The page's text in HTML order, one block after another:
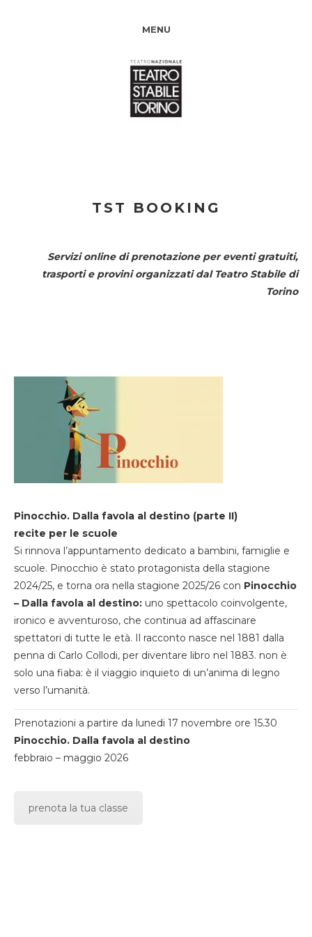
MENU
TST BOOKING
Servizi online di prenotazione per eventi gratuiti,
trasporti e provini organizzati dal Teatro Stabile di
Torino
Pinocchio. Dalla favola al destino (parte II)
recite per le scuole
Si rinnova l’appuntamento dedicato a bambini, famiglie e
scuole. Pinocchio è stato protagonista della stagione
2024/25, e torna ora nella stagione 2025/26 con Pinocchio
– Dalla favola al destino: uno spettacolo coinvolgente,
ironico e avventuroso, che continua ad affascinare
spettatori di tutte le età. Il racconto nasce nel 1881 dalla
penna di Carlo Collodi, per diventare libro nel 1883. non è
solo una fiaba: è il viaggio inquieto di un’anima di legno
verso l’umanità.
Prenotazioni a partire da lunedi 17 novembre ore 15.30
Pinocchio. Dalla favola al destino
febbraio – maggio 2026
prenota la tua classe